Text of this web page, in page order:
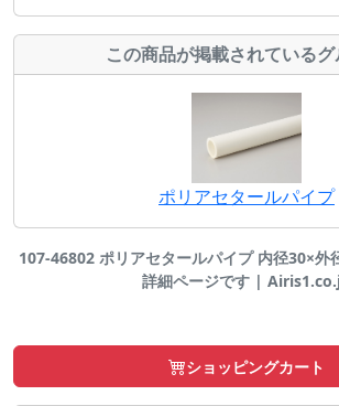
この商品が掲載されている
ポリアセタールパイプ
107-46802 ポリアセタールパイプ 内径30×
詳細ページです |
ショッピングカート